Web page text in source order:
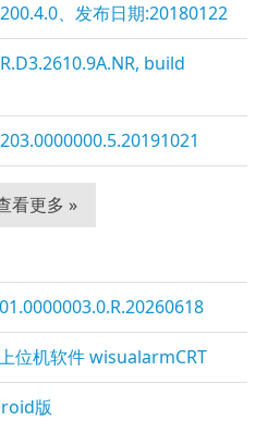
、发布日期:20180122
build
看更多 »
位机软件 wisualarmCRT
版